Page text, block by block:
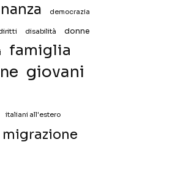
democrazia
disabilità donne
famiglia
giovani
italiani all'estero
migrazione